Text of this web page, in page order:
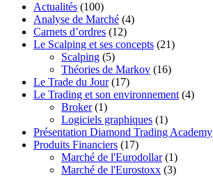
Actualités (100)
Analyse de Marché (4)
Carnets d’ordres (12)
Le Scalping et ses concepts (21)
Scalping (5)
Théories de Markov (16)
Le Trade du Jour(17)
Le Trading et son environnement (4)
Broker(1)
Logiciels graphiques (1)
Présentation Diamond Trading Academy
Produits Financiers (17)
Marché de l'Eurodollar(1)
Marché de l'Eurostoxx (3)